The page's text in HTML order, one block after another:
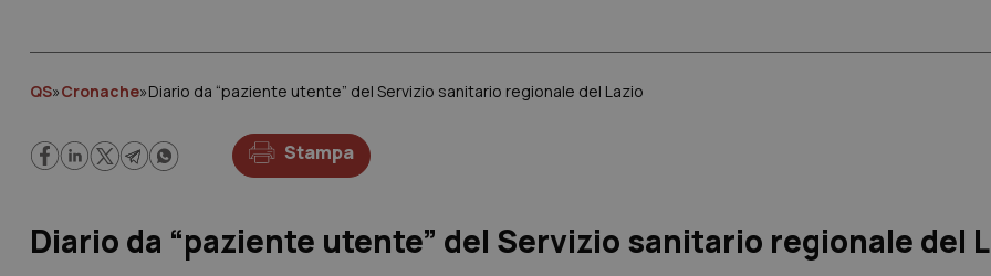
QS»Cronache»Diario da “paziente utente” del Servizio sanitario regionale del Lazio
Stampa
Diario da “paziente utente” del Servizio sanitario regionale del